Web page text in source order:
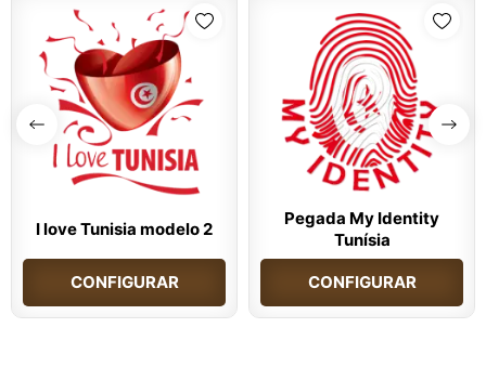
I love Tunisia modelo 2
CONFIGURAR
Pegada My Identity
Tunísia
CONFIGURAR